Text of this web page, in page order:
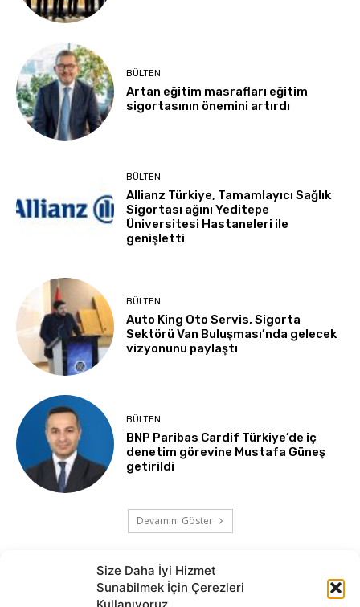
Size Daha İyi Hizmet
Sunabilmek İçin Çerezleri
BÜLTEN
Artan eğitim masrafları eğitim
sigortasının önemini artırdı
BÜLTEN
Allianz Türkiye, Tamamlayıcı Sağlık
Sigortası ağını Yeditepe
Üniversitesi Hastaneleri ile
genişletti
BÜLTEN
Auto King Oto Servis, Sigorta
Sektörü Van Buluşması’nda gelecek
vizyonunu paylaştı
BÜLTEN
BNP Paribas Cardif Türkiye’de iç
denetim görevine Mustafa Güneş
getirildi
Devamını Göster